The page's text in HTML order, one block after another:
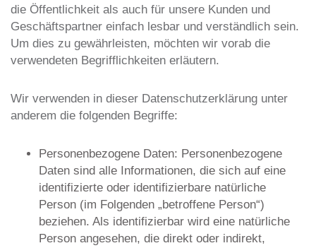
die Öffentlichkeit als auch für unsere Kunden und
Geschäftspartner einfach lesbar und verständlich sein.
Um dies zu gewährleisten, möchten wir vorab die
verwendeten Begrifflichkeiten erläutern.
Wir verwenden in dieser Datenschutzerklärung unter
anderem die folgenden Begriffe:
Personenbezogene Daten: Personenbezogene
Daten sind alle Informationen, die sich auf eine
identifizierte oder identifizierbare natürliche
Person (im Folgenden „betroffene Person“)
beziehen. Als identifizierbar wird eine natürliche
Person angesehen, die direkt oder indirekt,